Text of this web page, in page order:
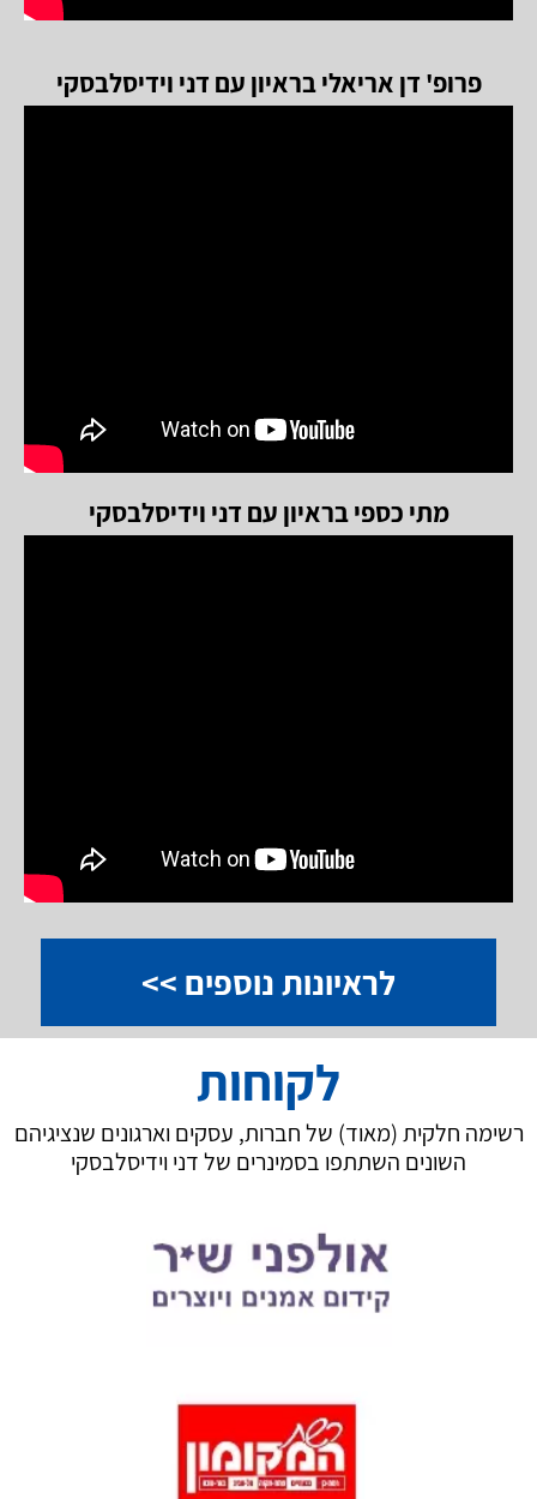
פרופ' דן אריאלי בראיון עם דני וידיסלבסקי
מתי כספי בראיון עם דני וידיסלבסקי
לראיונות נוספים >>
לקוחות
רשימה חלקית (מאוד) של חברות, עסקים וארגונים שנציגיהם
השונים השתתפו בסמינרים של דני וידיסלבסקי